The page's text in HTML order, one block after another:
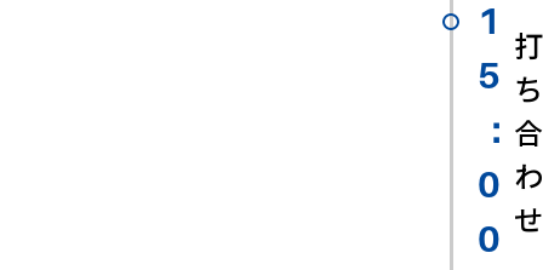
1
5
：
0
0
打
ち
合
わ
せ